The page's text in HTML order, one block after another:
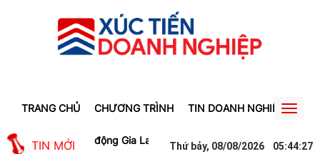
TRANG CHỦ CHƯƠNG TRÌNH TIN DOANH NGHIỆP Toggle
TIN MỚI
làm cho lao động Gia Lai Người phụ nữ ở Hưng Yên suýt bị
Thứ bảy, 08/08/2026 05:44:27